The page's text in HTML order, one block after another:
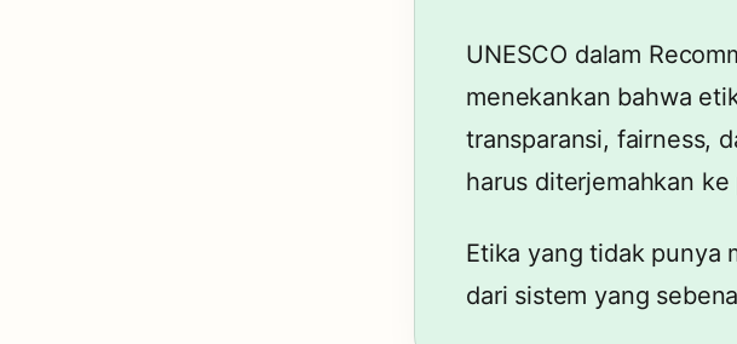
UNESCO dalam
menekankan bahwa
transparansi, fairness,
harus diterjemahkan ke
Etika yang tidak punya
dari sistem yang